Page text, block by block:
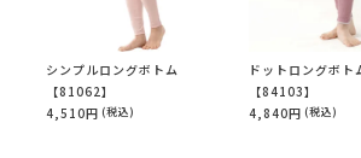
シンプルロングボトム
【81062】
4,510円 (税込)
ドットロングボト
【84103】
4,840円 (税込)